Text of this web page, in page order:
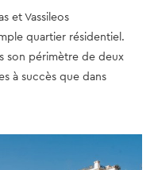
et Vassileos
quartier résidentiel.
son périmètre de deux
à succès que dans